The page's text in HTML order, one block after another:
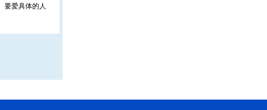
要爱具体的人